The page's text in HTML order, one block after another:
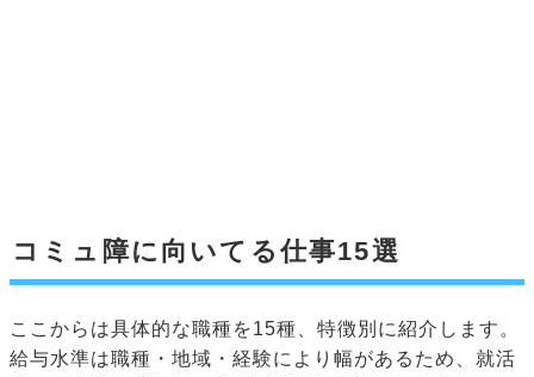
コミュ障に向いてる仕事15選
ここからは具体的な職種を15種、特徴別に紹介します。
給与水準は職種・地域・経験により幅があるため、就活